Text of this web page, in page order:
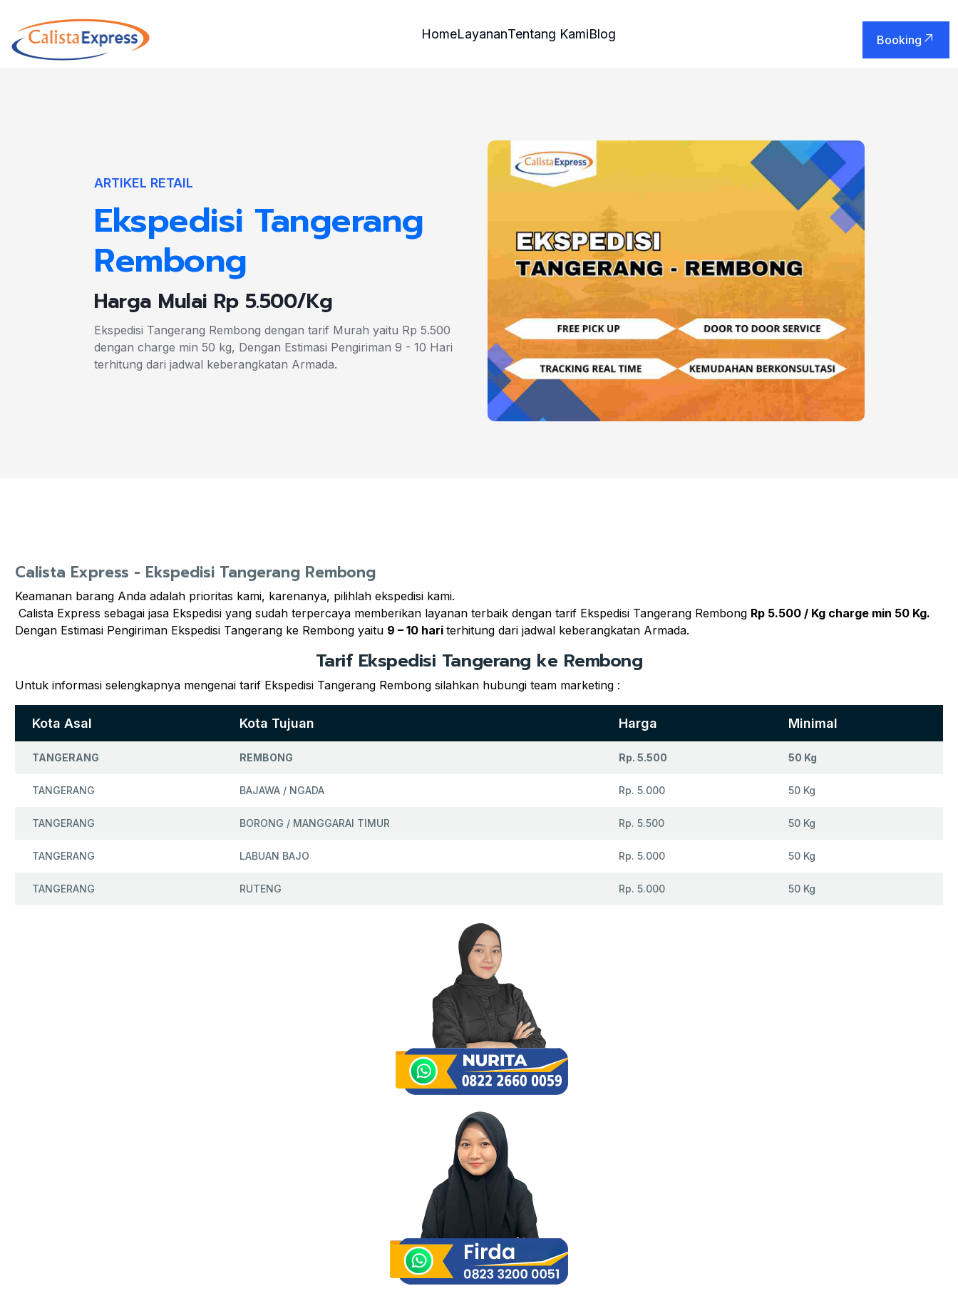
HomeLayananTentang KamiBlog Booking
ARTIKEL RETAIL
Ekspedisi Tangerang
Rembong
Harga Mulai Rp 5.500/Kg
Ekspedisi Tangerang Rembong dengan tarif Murah yaitu Rp 5.500
dengan charge min 50 kg, Dengan Estimasi Pengiriman 9 - 10 Hari
terhitung dari jadwal keberangkatan Armada.
Calista Express - Ekspedisi Tangerang Rembong
Keamanan barang Anda adalah prioritas kami, karenanya, pilihlah ekspedisi kami.
Calista Express sebagai jasa Ekspedisi yang sudah terpercaya memberikan layanan terbaik dengan tarif Ekspedisi Tangerang Rembong Rp 5.500 / Kg charge min 50 Kg.
Dengan Estimasi Pengiriman Ekspedisi Tangerang ke Rembong yaitu 9 – 10 hari terhitung dari jadwal keberangkatan Armada.
Tarif Ekspedisi Tangerang ke Rembong
Untuk informasi selengkapnya mengenai tarif Ekspedisi Tangerang Rembong silahkan hubungi team marketing :
Kota Asal Kota Tujuan Harga Minimal
TANGERANG REMBONG Rp. 5.500 50 Kg
TANGERANG BAJAWA / NGADA Rp. 5.000 50 Kg
TANGERANG BORONG / MANGGARAI TIMUR Rp. 5.500 50 Kg
TANGERANG LABUAN BAJO Rp. 5.000 50 Kg
TANGERANG RUTENG Rp. 5.000 50 Kg